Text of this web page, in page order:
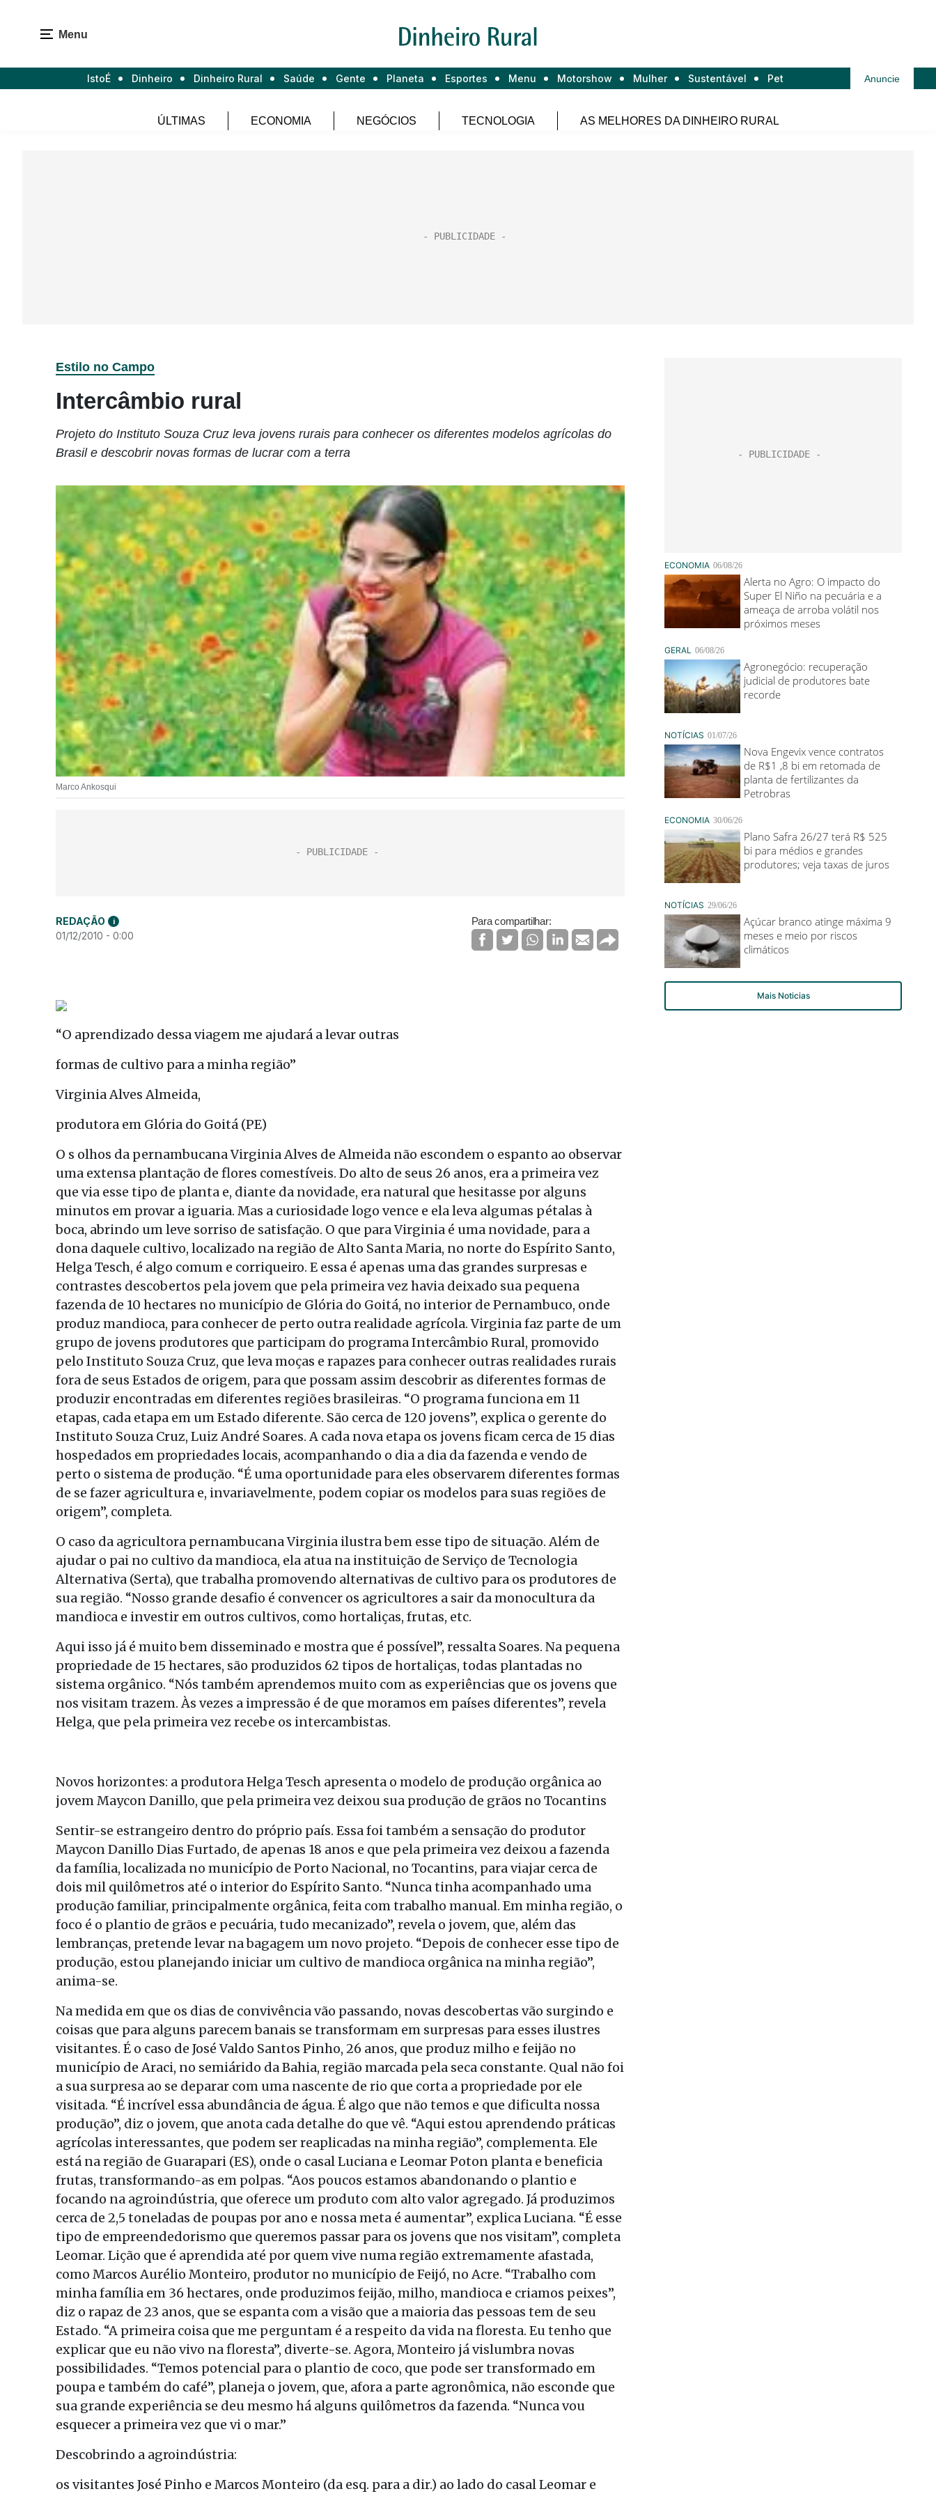
Menu
IstoÉ Dinheiro Dinheiro Rural Saúde Gente Planeta Esportes Menu Motorshow Mulher Sustentável Pet Anuncie
ÚLTIMAS ECONOMIA NEGÓCIOS TECNOLOGIA AS MELHORES DA DINHEIRO RURAL
Estilo no Campo
Intercâmbio rural
Projeto do Instituto Souza Cruz leva jovens rurais para conhecer os diferentes modelos agrícolas do
Brasil e descobrir novas formas de lucrar com a terra
Marco Ankosqui
REDAÇÃO i
01/12/2010 - 0:00
Para compartilhar:
“O aprendizado dessa viagem me ajudará a levar outras
formas de cultivo para a minha região”
Virginia Alves Almeida,
produtora em Glória do Goitá (PE)
O s olhos da pernambucana Virginia Alves de Almeida não escondem o espanto ao observar
uma extensa plantação de flores comestíveis. Do alto de seus 26 anos, era a primeira vez
que via esse tipo de planta e, diante da novidade, era natural que hesitasse por alguns
minutos em provar a iguaria. Mas a curiosidade logo vence e ela leva algumas pétalas à
boca, abrindo um leve sorriso de satisfação. O que para Virginia é uma novidade, para a
dona daquele cultivo, localizado na região de Alto Santa Maria, no norte do Espírito Santo,
Helga Tesch, é algo comum e corriqueiro. E essa é apenas uma das grandes surpresas e
contrastes descobertos pela jovem que pela primeira vez havia deixado sua pequena
fazenda de 10 hectares no município de Glória do Goitá, no interior de Pernambuco, onde
produz mandioca, para conhecer de perto outra realidade agrícola. Virginia faz parte de um
grupo de jovens produtores que participam do programa Intercâmbio Rural, promovido
pelo Instituto Souza Cruz, que leva moças e rapazes para conhecer outras realidades rurais
fora de seus Estados de origem, para que possam assim descobrir as diferentes formas de
produzir encontradas em diferentes regiões brasileiras. “O programa funciona em 11
etapas, cada etapa em um Estado diferente. São cerca de 120 jovens”, explica o gerente do
Instituto Souza Cruz, Luiz André Soares. A cada nova etapa os jovens ficam cerca de 15 dias
hospedados em propriedades locais, acompanhando o dia a dia da fazenda e vendo de
perto o sistema de produção. “É uma oportunidade para eles observarem diferentes formas
de se fazer agricultura e, invariavelmente, podem copiar os modelos para suas regiões de
origem”, completa.
O caso da agricultora pernambucana Virginia ilustra bem esse tipo de situação. Além de
ajudar o pai no cultivo da mandioca, ela atua na instituição de Serviço de Tecnologia
Alternativa (Serta), que trabalha promovendo alternativas de cultivo para os produtores de
sua região. “Nosso grande desafio é convencer os agricultores a sair da monocultura da
mandioca e investir em outros cultivos, como hortaliças, frutas, etc.
Aqui isso já é muito bem disseminado e mostra que é possível”, ressalta Soares. Na pequena
propriedade de 15 hectares, são produzidos 62 tipos de hortaliças, todas plantadas no
sistema orgânico. “Nós também aprendemos muito com as experiências que os jovens que
nos visitam trazem. Às vezes a impressão é de que moramos em países diferentes”, revela
Helga, que pela primeira vez recebe os intercambistas.
Novos horizontes: a produtora Helga Tesch apresenta o modelo de produção orgânica ao
jovem Maycon Danillo, que pela primeira vez deixou sua produção de grãos no Tocantins
Sentir-se estrangeiro dentro do próprio país. Essa foi também a sensação do produtor
Maycon Danillo Dias Furtado, de apenas 18 anos e que pela primeira vez deixou a fazenda
da família, localizada no município de Porto Nacional, no Tocantins, para viajar cerca de
dois mil quilômetros até o interior do Espírito Santo. “Nunca tinha acompanhado uma
produção familiar, principalmente orgânica, feita com trabalho manual. Em minha região, o
foco é o plantio de grãos e pecuária, tudo mecanizado”, revela o jovem, que, além das
lembranças, pretende levar na bagagem um novo projeto. “Depois de conhecer esse tipo de
produção, estou planejando iniciar um cultivo de mandioca orgânica na minha região”,
anima-se.
Na medida em que os dias de convivência vão passando, novas descobertas vão surgindo e
coisas que para alguns parecem banais se transformam em surpresas para esses ilustres
visitantes. É o caso de José Valdo Santos Pinho, 26 anos, que produz milho e feijão no
município de Araci, no semiárido da Bahia, região marcada pela seca constante. Qual não foi
a sua surpresa ao se deparar com uma nascente de rio que corta a propriedade por ele
visitada. “É incrível essa abundância de água. É algo que não temos e que dificulta nossa
produção”, diz o jovem, que anota cada detalhe do que vê. “Aqui estou aprendendo práticas
agrícolas interessantes, que podem ser reaplicadas na minha região”, complementa. Ele
está na região de Guarapari (ES), onde o casal Luciana e Leomar Poton planta e beneficia
frutas, transformando-as em polpas. “Aos poucos estamos abandonando o plantio e
focando na agroindústria, que oferece um produto com alto valor agregado. Já produzimos
cerca de 2,5 toneladas de poupas por ano e nossa meta é aumentar”, explica Luciana. “É esse
tipo de empreendedorismo que queremos passar para os jovens que nos visitam”, completa
Leomar. Lição que é aprendida até por quem vive numa região extremamente afastada,
como Marcos Aurélio Monteiro, produtor no município de Feijó, no Acre. “Trabalho com
minha família em 36 hectares, onde produzimos feijão, milho, mandioca e criamos peixes”,
diz o rapaz de 23 anos, que se espanta com a visão que a maioria das pessoas tem de seu
Estado. “A primeira coisa que me perguntam é a respeito da vida na floresta. Eu tenho que
explicar que eu não vivo na floresta”, diverte-se. Agora, Monteiro já vislumbra novas
possibilidades. “Temos potencial para o plantio de coco, que pode ser transformado em
poupa e também do café”, planeja o jovem, que, afora a parte agronômica, não esconde que
sua grande experiência se deu mesmo há alguns quilômetros da fazenda. “Nunca vou
esquecer a primeira vez que vi o mar.”
Descobrindo a agroindústria:
os visitantes José Pinho e Marcos Monteiro (da esq. para a dir.) ao lado do casal Leomar e